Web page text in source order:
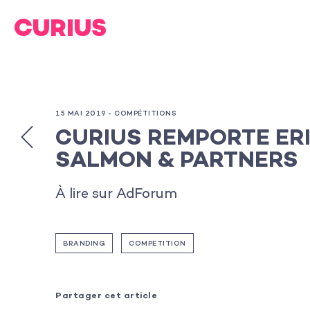
15 MAI 2019 - COMPÉTITIONS
CURIUS REMPORTE
SALMON & PARTNERS
À lire sur AdForum
BRANDING COMPETITION
Partager cet article